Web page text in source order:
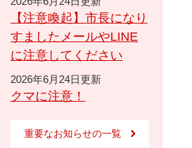
【注意喚起】市長になり
すましたメールやLINE
に注意してください
2026年6月24日更新
クマに注意！
重要なお知らせの一覧